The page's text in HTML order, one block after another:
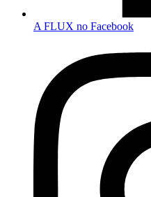
A FLUX no Facebook